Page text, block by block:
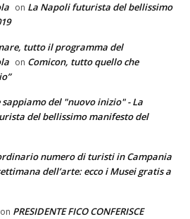
on La Napoli futurista del bellissimo
tutto il programma del
on Comicon, tutto quello che
del "nuovo inizio" - La
del bellissimo manifesto del
numero di turisti in Campania
dell’arte: ecco i Musei gratis a
on PRESIDENTE FICO CONFERISCE